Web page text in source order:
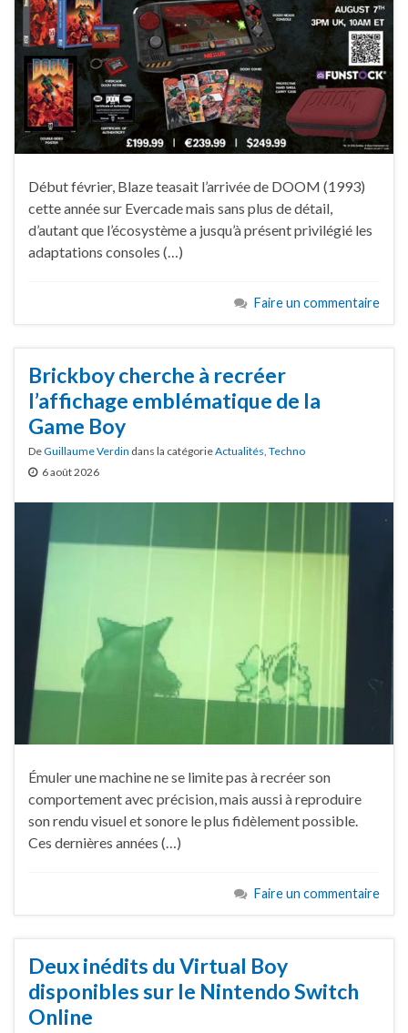
Début février, Blaze teasait l’arrivée de DOOM (1993)
cette année sur Evercade mais sans plus de détail,
d’autant que l’écosystème a jusqu’à présent privilégié les
adaptations consoles (…)
Faire un commentaire
Brickboy cherche à recréer
l’affichage emblématique de la
Game Boy
DeGuillaume Verdin dans la catégorieActualités Techno
6 août 2026
Émuler une machine ne se limite pas à recréer son
comportement avec précision, mais aussi à reproduire
son rendu visuel et sonore le plus fidèlement possible.
Ces dernières années (…)
Faire un commentaire
Deux inédits du Virtual Boy
disponibles sur le Nintendo Switch
Online